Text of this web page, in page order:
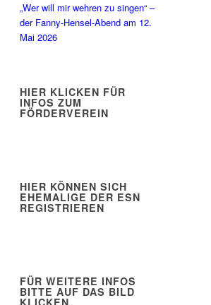
„Wer will mir wehren zu singen“ –
der Fanny-Hensel-Abend am 12.
Mai 2026
HIER KLICKEN FÜR
INFOS ZUM
FÖRDERVEREIN
HIER KÖNNEN SICH
EHEMALIGE DER ESN
REGISTRIEREN
FÜR WEITERE INFOS
BITTE AUF DAS BILD
KLICKEN.